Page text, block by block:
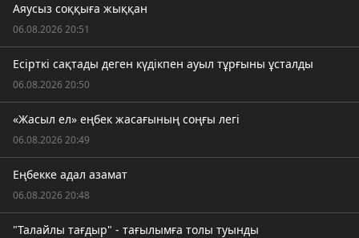
Аяусыз соққыға жыққан
06.08.2026 20:51
Есірткі сақтады деген күдікпен ауыл тұрғыны ұсталды
06.08.2026 20:50
«Жасыл ел» еңбек жасағының соңғы легі
06.08.2026 20:49
Еңбекке адал азамат
06.08.2026 20:48
"Талайлы тағдыр" - тағылымға толы туынды